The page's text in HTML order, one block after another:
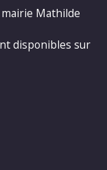
Mathilde
disponibles sur